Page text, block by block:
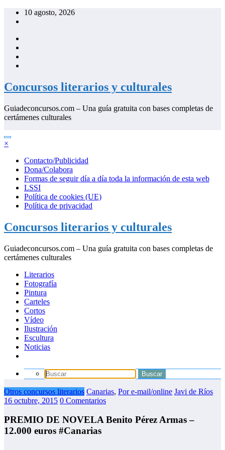
Saltar
10 agosto, 2026
Concursos literarios y culturales
Guiadeconcursos.com – Una guía gratuita con bases completas de
certámenes culturales
×
Contacto/Publicidad
Dona/Colabora
Formas de seguir día a día toda la información de esta web
LSSI
Política de cookies (UE)
Política de privacidad
Concursos literarios y culturales
Guiadeconcursos.com – Una guía gratuita con bases completas de
certámenes culturales
Literarios
Fotografía
Pintura
Carteles
Cortos
Vídeo
Ilustración
Escultura
Noticias
Otros concursos literarios Canarias, Por e-mail/online Javi de Ríos
16 octubre, 2015 0 Comentarios
PREMIO DE NOVELA Benito Pérez Armas –
12.000 euros #Canarias